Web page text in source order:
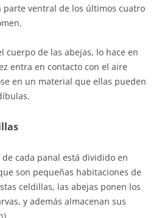
parte ventral de los últimos cuatro
cuerpo de las abejas, lo hace en
entra en contacto con el aire
en un material que ellas pueden
de cada panal está dividido en
son pequeñas habitaciones de
celdillas, las abejas ponen los
y además almacenan sus